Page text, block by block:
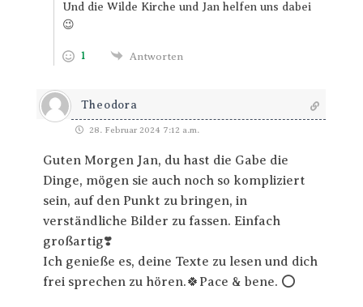
Und die Wilde Kirche und Jan helfen uns dabei
😉
1 Antworten
Theodora
28. Februar 2024 7:12 a.m.
Guten Morgen Jan, du hast die Gabe die
Dinge, mögen sie auch noch so kompliziert
sein, auf den Punkt zu bringen, in
verständliche Bilder zu fassen. Einfach
großartig❣️
Ich genieße es, deine Texte zu lesen und dich
frei sprechen zu hören.🍀Pace & bene. ⭕️